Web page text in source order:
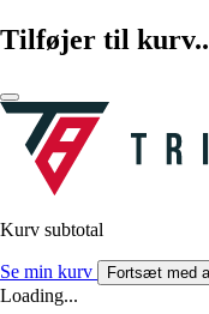
Tilføjer til
Kurv subtotal
Se min kurv Fortsæt med
Loading...